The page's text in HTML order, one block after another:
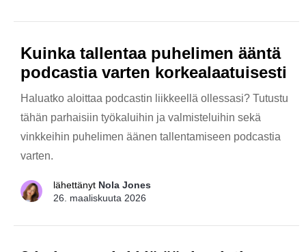
Kuinka tallentaa puhelimen ääntä
podcastia varten korkealaatuisesti
Haluatko aloittaa podcastin liikkeellä ollessasi? Tutustu
tähän parhaisiin työkaluihin ja valmisteluihin sekä
vinkkeihin puhelimen äänen tallentamiseen podcastia
varten.
lähettänyt Nola Jones
26. maaliskuuta 2026